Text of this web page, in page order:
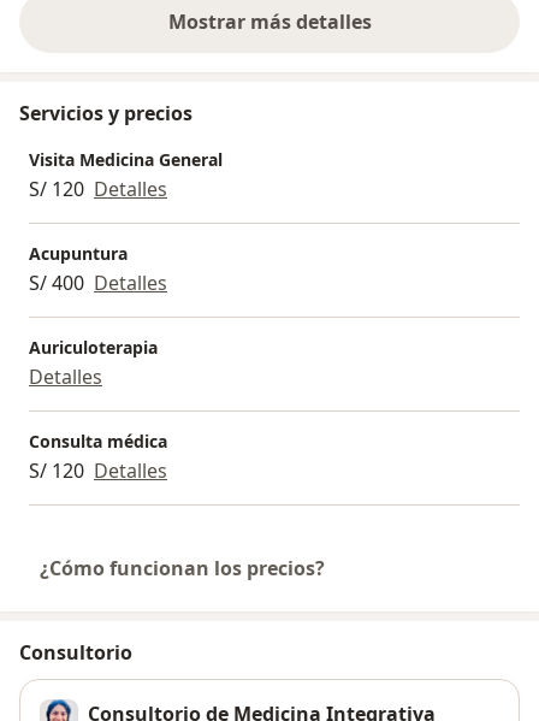
Mostrar más detalles
sobre la experiencia
Servicios y precios
Visita Medicina General
S/ 120 Detalles
Acupuntura
S/ 400 Detalles
Auriculoterapia
Detalles
Consulta médica
S/ 120 Detalles
¿Cómo funcionan los precios?
Consultorio
Consultorio de Medicina Integrativa